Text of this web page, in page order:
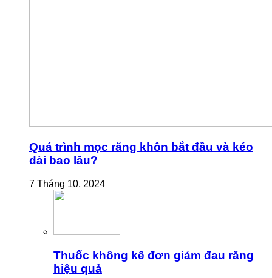
Quá trình mọc răng khôn bắt đầu và kéo
dài bao lâu?
7 Tháng 10, 2024
Thuốc không kê đơn giảm đau răng
hiệu quả